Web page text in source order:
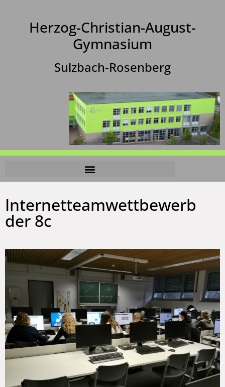
Herzog-Christian-August-
Gymnasium
Sulzbach-Rosenberg
Internetteamwettbewerb
der 8c